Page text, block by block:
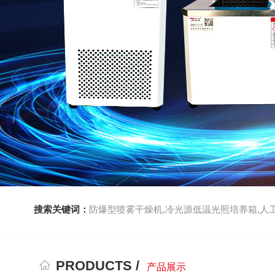
搜索关键词： 防爆型喷雾干燥机,冷光源低温光照培养箱,人
PRODUCTS / 产品展示